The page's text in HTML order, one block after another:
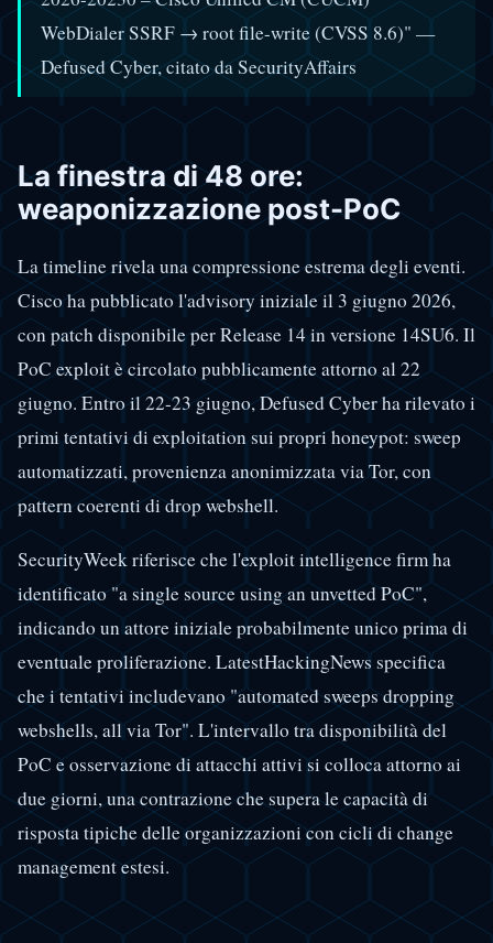
WebDialer SSRF → root file-write (CVSS 8.6)" —
Defused Cyber, citato da SecurityAffairs
La finestra di 48 ore:
weaponizzazione post-PoC
La timeline rivela una compressione estrema degli eventi.
Cisco ha pubblicato l'advisory iniziale il 3 giugno 2026,
con patch disponibile per Release 14 in versione 14SU6. Il
PoC exploit è circolato pubblicamente attorno al 22
giugno. Entro il 22-23 giugno, Defused Cyber ha rilevato i
primi tentativi di exploitation sui propri honeypot: sweep
automatizzati, provenienza anonimizzata via Tor, con
pattern coerenti di drop webshell.
SecurityWeek riferisce che l'exploit intelligence firm ha
identificato "a single source using an unvetted PoC",
indicando un attore iniziale probabilmente unico prima di
eventuale proliferazione. LatestHackingNews specifica
che i tentativi includevano "automated sweeps dropping
webshells, all via Tor". L'intervallo tra disponibilità del
PoC e osservazione di attacchi attivi si colloca attorno ai
due giorni, una contrazione che supera le capacità di
risposta tipiche delle organizzazioni con cicli di change
management estesi.